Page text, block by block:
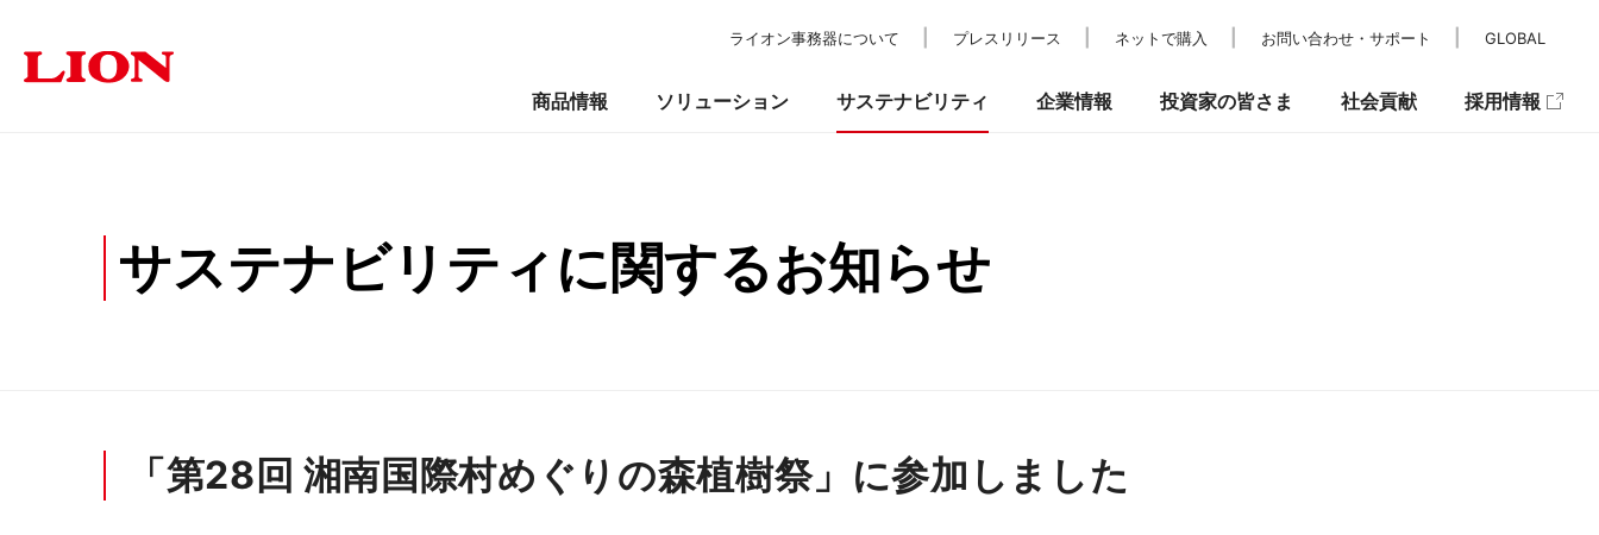
サステナビリティに関するお知らせ
「第28回 湘南国際村めぐりの森植樹祭」に参加しました
ライオン事務器について プレスリリース ネットで購入 お問い合わせ・サポート GLOBAL
オフィス家具 文具・事務用品 事務機器・ICT 防災・セキュリティ
商品情報
オフィス 福祉・医療施設 学校教育・官公庁施設 納入事例
ソリューション
トップメッセージ サステナビリティの考え方 環境 社会 ガバナンス
サステナビリティ
トップメッセージ ライオン事務器について 事業所一覧 ショールーム
企業情報
経営方針 個人投資家の皆さまへ 業績・財務 IRライブラリ 株式情報
投資家の皆さま 社会貢献 採用情報